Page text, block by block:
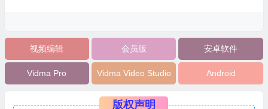
视频编辑 会员版 安卓软件
Vidma Pro Vidma Video Studio Android
版权声明